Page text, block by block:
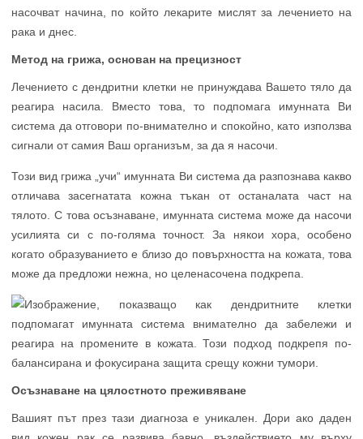
насочват начина, по който лекарите мислят за лечението на
рака и днес.
Метод на грижа, основан на прецизност
Лечението с дендритни клетки не принуждава Вашето тяло да
реагира насила. Вместо това, то подпомага имунната Ви
система да отговори по-внимателно и спокойно, като използва
сигнали от самия Ваш организъм, за да я насочи.
Този вид грижа „учи“ имунната Ви система да разпознава какво
отличава засегнатата кожна тъкан от останалата част на
тялото. С това осъзнаване, имунната система може да насочи
усилията си с по-голяма точност. За някои хора, особено
когато образуванието е близо до повърхността на кожата, това
може да предложи нежна, но целенасочена подкрепа.
Осъзнаване на цялостното преживяване
Вашият път през тази диагноза е уникален. Дори ако даден